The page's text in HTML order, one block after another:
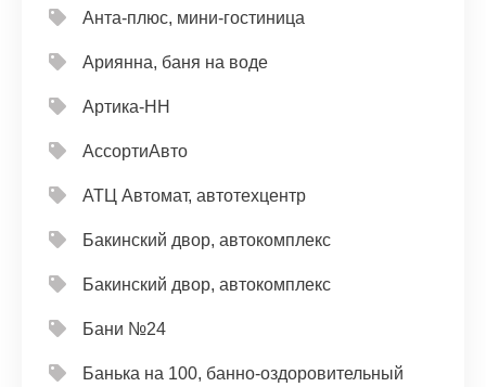
Анта-плюс, мини-гостиница
Ариянна, баня на воде
Артика-НН
АссортиАвто
АТЦ Автомат, автотехцентр
Бакинский двор, автокомплекс
Бакинский двор, автокомплекс
Бани №24
Банька на 100, банно-оздоровительный